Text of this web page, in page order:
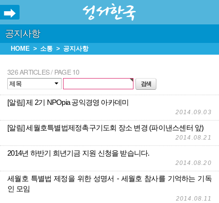
공지사항
HOME 소통 공지사항
326 ARTICLES / PAGE 10
[알림] 제 2기 NPOpia 공익경영 아카데미
2014.09.03
[알림] 세월호특별법제정촉구기도회 장소 변경 (파이낸스센터 앞)
2014.08.21
2014년 하반기 희년기금 지원 신청을 받습니다.
2014.08.20
세월호 특별법 제정을 위한 성명서 - 세월호 참사를 기억하는 기독
인 모임
2014.08.11